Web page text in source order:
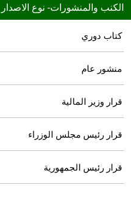
الكنب والمنشورات- نوع الاصدار
كتاب دوري
منشور عام
قرار وزير المالية
قرار رئيس مجلس الوزراء
قرار رئيس الجمهورية